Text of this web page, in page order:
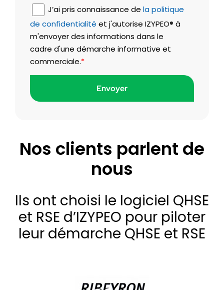
J’ai pris connaissance de la politique
de confidentialité et j'autorise IZYPEO® à
m'envoyer des informations dans le
cadre d'une démarche informative et
commerciale.*
Nos clients parlent de
nous
Ils ont choisi le logiciel QHSE
et RSE d’IZYPEO pour piloter
leur démarche QHSE et RSE